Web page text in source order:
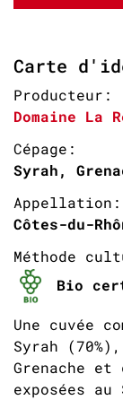
Carte
Producteur:
Domaine La
Cépage:
Syrah,
Appellation:
Côtes-du-
Méthode
Bio
Une cuvée
Syrah
Grenache
exposées